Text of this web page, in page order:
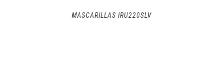
MASCARILLAS IRU220SLV